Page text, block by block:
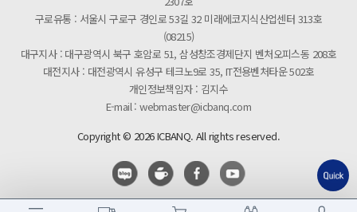
구로유통 : 서울시 구로구 경인로 53길 32 미래에코지식산업센터 313호
(08215)
대구지사 : 대구광역시 북구 호암로 51, 삼성창조경제단지 벤처오피스동 208호
대전지사 : 대전광역시 유성구 테크노9로 35, IT전용벤처타운 502호
개인정보책임자 : 김지수
E-mail : webmaster@icbanq.com
Copyright © 2026 ICBANQ. All rights reserved.